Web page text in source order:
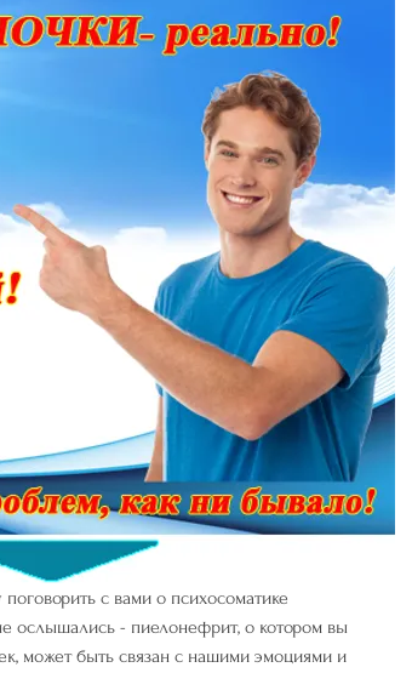
с вами о психосоматике
ослышались - пиелонефрит, о котором вы
может быть связан с нашими эмоциями и